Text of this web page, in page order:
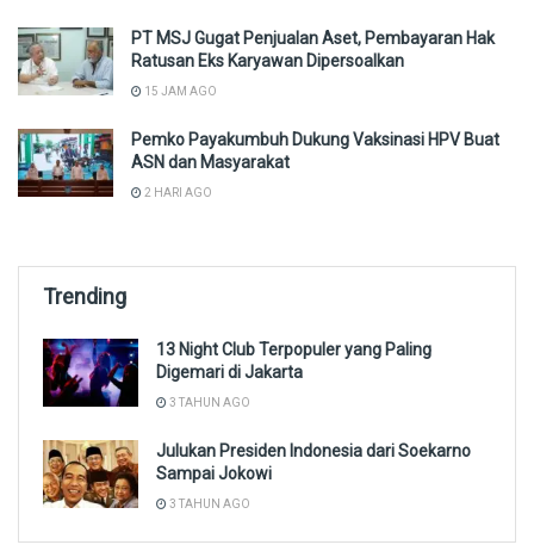
PT MSJ Gugat Penjualan Aset, Pembayaran Hak
Ratusan Eks Karyawan Dipersoalkan
15 JAM AGO
Pemko Payakumbuh Dukung Vaksinasi HPV Buat
ASN dan Masyarakat
2 HARI AGO
Trending
13 Night Club Terpopuler yang Paling
Digemari di Jakarta
3 TAHUN AGO
Julukan Presiden Indonesia dari Soekarno
Sampai Jokowi
3 TAHUN AGO